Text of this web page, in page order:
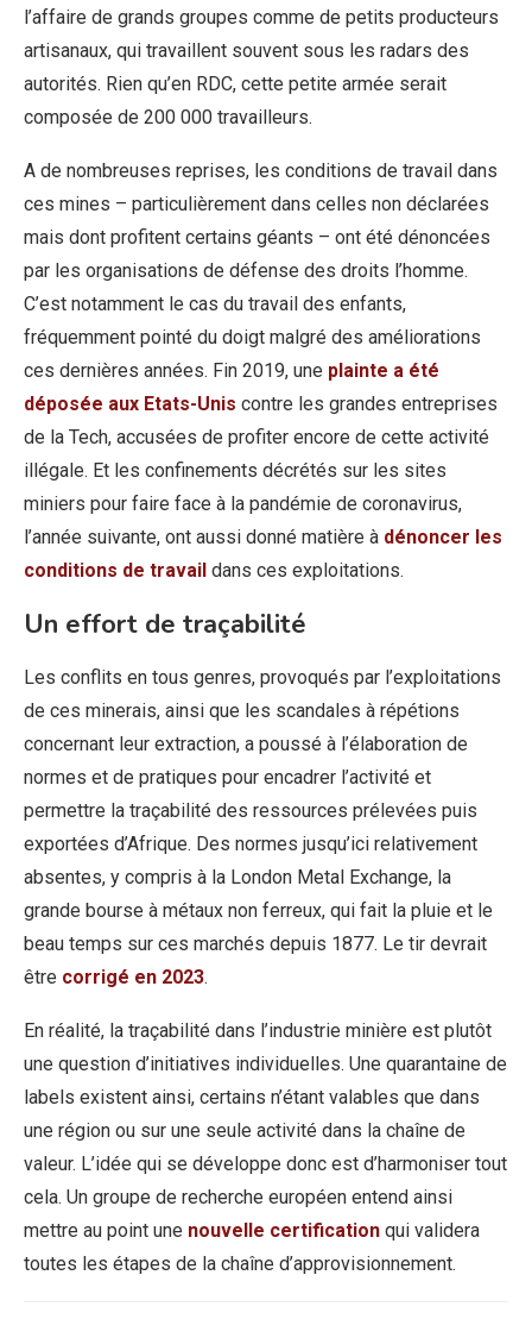
l’affaire de grands groupes comme de petits producteurs
artisanaux, qui travaillent souvent sous les radars des
autorités. Rien qu’en RDC, cette petite armée serait
composée de 200 000 travailleurs.
A de nombreuses reprises, les conditions de travail dans
ces mines – particulièrement dans celles non déclarées
mais dont profitent certains géants – ont été dénoncées
par les organisations de défense des droits l’homme.
C’est notamment le cas du travail des enfants,
fréquemment pointé du doigt malgré des améliorations
ces dernières années. Fin 2019, une plainte a été
déposée aux Etats-Unis contre les grandes entreprises
de la Tech, accusées de profiter encore de cette activité
illégale. Et les confinements décrétés sur les sites
miniers pour faire face à la pandémie de coronavirus,
l’année suivante, ont aussi donné matière à dénoncer les
conditions de travail dans ces exploitations.
Un effort de traçabilité
Les conflits en tous genres, provoqués par l’exploitations
de ces minerais, ainsi que les scandales à répétions
concernant leur extraction, a poussé à l’élaboration de
normes et de pratiques pour encadrer l’activité et
permettre la traçabilité des ressources prélevées puis
exportées d’Afrique. Des normes jusqu’ici relativement
absentes, y compris à la London Metal Exchange, la
grande bourse à métaux non ferreux, qui fait la pluie et le
beau temps sur ces marchés depuis 1877. Le tir devrait
être corrigé en 2023.
En réalité, la traçabilité dans l’industrie minière est plutôt
une question d’initiatives individuelles. Une quarantaine de
labels existent ainsi, certains n’étant valables que dans
une région ou sur une seule activité dans la chaîne de
valeur. L’idée qui se développe donc est d’harmoniser tout
cela. Un groupe de recherche européen entend ainsi
mettre au point une nouvelle certification qui validera
toutes les étapes de la chaîne d’approvisionnement.